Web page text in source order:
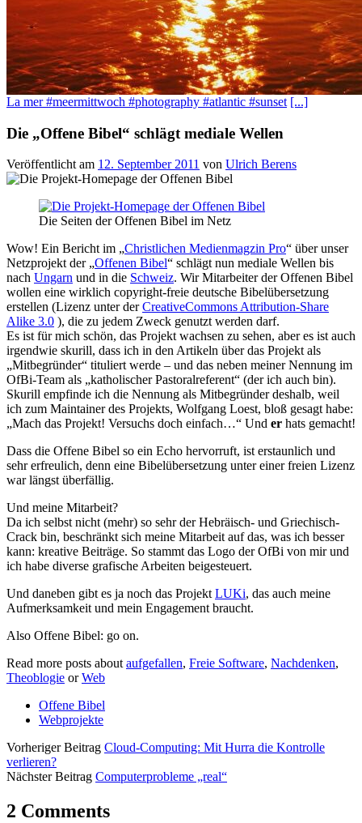
La mer #meermittwoch #photography #atlantic #sunset [...]
Die „Offene Bibel“ schlägt mediale Wellen
Veröffentlicht am 12. September 2011 von Ulrich Berens
Die Seiten der Offenen Bibel im Netz
Wow! Ein Bericht im „Christlichen Medienmagzin Pro“ über unser
Netzprojekt der „Offenen Bibel“ schlägt nun mediale Wellen bis
nach Ungarn und in die Schweiz. Wir Mitarbeiter der Offenen Bibel
wollen eine wirklich copyright-freie deutsche Bibelübersetzung
erstellen (Lizenz unter derCreativeCommons Attribution-Share
Alike 3.0 ), die zu jedem Zweck genutzt werden darf.
Es ist für mich schön, das Projekt wachsen zu sehen, aber es ist auch
irgendwie skurill, dass ich in den Artikeln über das Projekt als
„Mitbegründer“ tituliert werde – und das neben meiner Nennung im
OfBi-Team als „katholischer Pastoralreferent“ (der ich auch bin).
Skurill empfinde ich die Nennung als Mitbegründer deshalb, weil
ich zum Maintainer des Projekts, Wolfgang Loest, bloß gesagt habe:
„Mach das Projekt! Versuchs doch einfach…“ Und er hats gemacht!
Dass die Offene Bibel so ein Echo hervorruft, ist erstaunlich und
sehr erfreulich, denn eine Bibelübersetzung unter einer freien Lizenz
war längst überfällig.
Und meine Mitarbeit?
Da ich selbst nicht (mehr) so sehr der Hebräisch- und Griechisch-
Crack bin, beschränkt sich meine Mitarbeit auf das, was ich besser
kann: kreative Beiträge. So stammt das Logo der OfBi von mir und
ich habe diverse grafische Arbeiten beigesteuert.
Und daneben gibt es ja noch das Projekt LUKi, das auch meine
Aufmerksamkeit und mein Engagement braucht.
Also Offene Bibel: go on.
Read more posts about aufgefallen, Freie Software, Nachdenken,
Theoblogie orWeb
Offene Bibel
Webprojekte
Vorheriger Beitrag Cloud-Computing: Mit Hurra die Kontrolle
verlieren?
Nächster Beitrag Computerprobleme „real“
2 Comments